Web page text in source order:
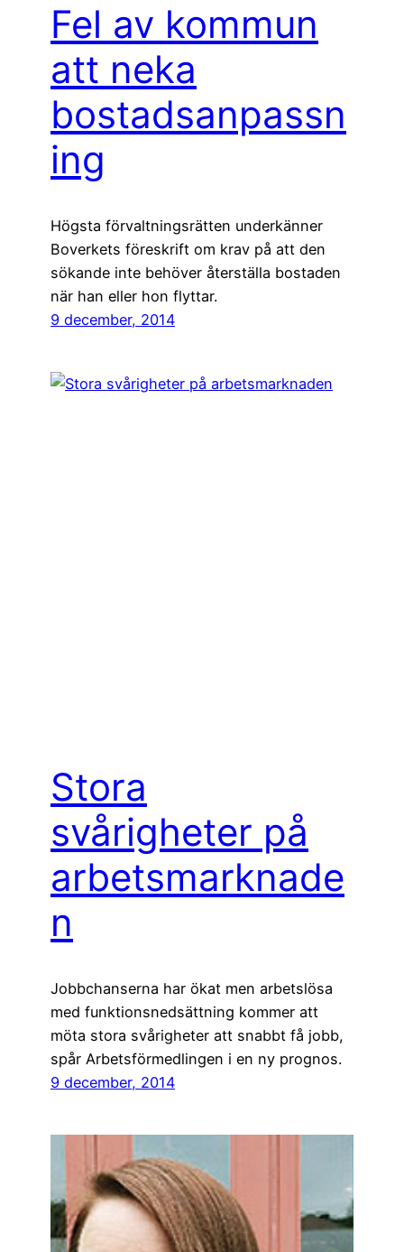
Fel av kommun
att neka
bostadsanpassn
ing
Högsta förvaltningsrätten underkänner
Boverkets föreskrift om krav på att den
sökande inte behöver återställa bostaden
när han eller hon flyttar.
9 december, 2014
Stora
svårigheter på
arbetsmarknade
n
Jobbchanserna har ökat men arbetslösa
med funktionsnedsättning kommer att
möta stora svårigheter att snabbt få jobb,
spår Arbetsförmedlingen i en ny prognos.
9 december, 2014